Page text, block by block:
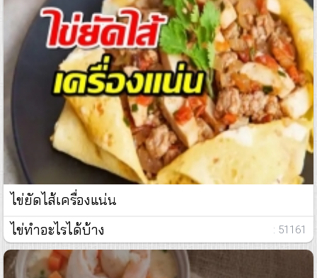
ไข่ยัดไส้เครื่องแน่น
ไข่ทำอะไรได้บ้าง
: 51161